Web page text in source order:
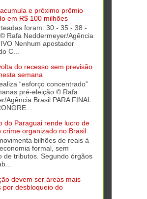
e próximo prêmio
em R$ 100 milhões
foram: 30 - 35 - 38 -
Rafa Neddermeyer/Agência
Nenhum apostador
C...
do recesso sem previsão
semana
“esforço concentrado”
pré-eleição © Rafa
Agência Brasil PARA FINAL
do Paraguai rende lucro de
crime organizado no Brasil
bilhões de reais à
formal, sem
de tributos. Segundo órgãos
devem ser áreas mais
por desbloqueio do